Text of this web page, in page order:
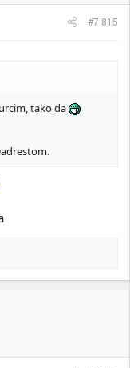
#7.815
tako da